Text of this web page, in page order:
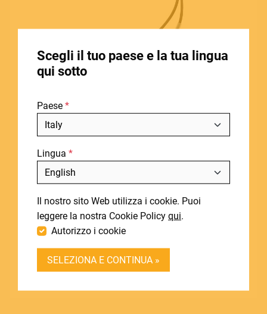
Scegli il tuo paese e la tua lingua
qui sotto
Paese
Lingua
Il nostro sito Web utilizza i cookie. Puoi
leggere la nostra Cookie Policy qui.
Autorizzo i cookie
SELEZIONA E CONTINUA »
STORE LOCATOR
BLOG
NOTIZIE
DOWNLOADS
SUPPORT
CONTATTI
BECOME A DEALER
SOUNDSATION SOUNDCARE
Includi fuori produzione
SOUNDSATION
EM-1
Cuffie Auricolari In-Ear Monitoring EM-1